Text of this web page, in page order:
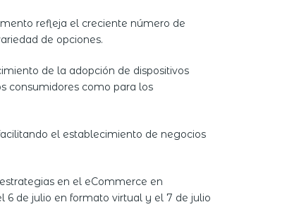
refleja el creciente número de
de opciones.
de la adopción de dispositivos
consumidores como para los
el establecimiento de negocios
en el eCommerce en
6 de julio en formato virtual y el 7 de julio